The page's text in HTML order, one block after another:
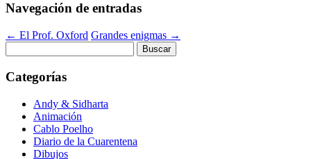
Navegación de entradas
← El Prof. Oxford Grandes enigmas →
Categorías
Andy & Sidharta
Animación
Cablo Poelho
Diario de la Cuarentena
Dibujos